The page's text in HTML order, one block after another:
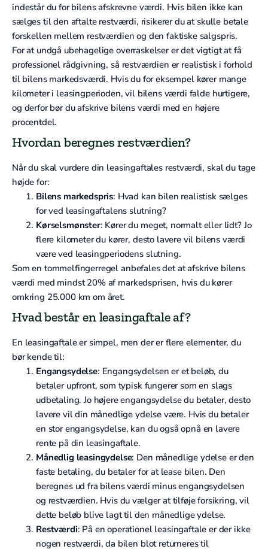
indestår du for bilens afskrevne værdi. Hvis bilen ikke kan
sælges til den aftalte restværdi, risikerer du at skulle betale
forskellen mellem restværdien og den faktiske salgspris.
For at undgå ubehagelige overraskelser er det vigtigt at få
professionel rådgivning, så restværdien er realistisk i forhold
til bilens markedsværdi. Hvis du for eksempel kører mange
kilometer i leasingperioden, vil bilens værdi falde hurtigere,
og derfor bør du afskrive bilens værdi med en højere
procentdel.
Hvordan beregnes restværdien?
Når du skal vurdere din leasingaftales restværdi, skal du tage
højde for:
Bilens markedspris: Hvad kan bilen realistisk sælges
for ved leasingaftalens slutning?
Kørselsmønster: Kører du meget, normalt eller lidt? Jo
flere kilometer du kører, desto lavere vil bilens værdi
være ved leasingperiodens slutning.
Som en tommelfingerregel anbefales det at afskrive bilens
værdi med mindst 20% af markedsprisen, hvis du kører
omkring 25.000 km om året.
Hvad består en leasingaftale af?
En leasingaftale er simpel, men der er flere elementer, du
bør kende til:
Engangsydelse: Engangsydelsen er et beløb, du
betaler upfront, som typisk fungerer som en slags
udbetaling. Jo højere engangsydelse du betaler, desto
lavere vil din månedlige ydelse være. Hvis du betaler
en stor engangsydelse, kan du også opnå en lavere
rente på din leasingaftale.
Månedlig leasingydelse: Den månedlige ydelse er den
faste betaling, du betaler for at lease bilen. Den
beregnes ud fra bilens værdi minus engangsydelsen
og restværdien. Hvis du vælger at tilføje forsikring, vil
dette beløb blive lagt til den månedlige ydelse.
Restværdi: På en operationel leasingaftale er der ikke
nogen restværdi, da bilen blot returneres til